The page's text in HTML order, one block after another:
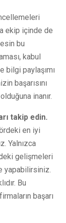
ekip içinde de
bu
kabul
bilgi paylaşımı
başarısını
inanır.
takip edin.
en iyi
Yalnızca
gelişmeleri
yapabilirsiniz.
Bu
başarı